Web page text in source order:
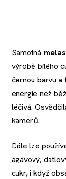
Samotná
výrobě bílého
černou barvu a
energie než
léčivá.
kamenů.
Dále lze
agávový,
cukr, i když